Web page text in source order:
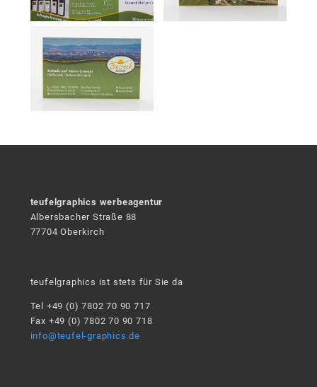
teufelgraphics werbeagentur
Albersbacher Straße 88
77704 Oberkirch
teufelgraphics ist stets für Sie da
Tel +49 (0) 7802 70 90 717
Fax +49 (0) 7802 70 90 718
info@teufel-graphics.de